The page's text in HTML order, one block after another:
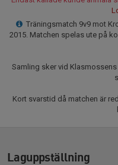
Träningsmatch 9v9 mot
2015. Matchen spelas ute på
Samling sker vid Klasmossens
Kort svarstid då matchen är
Laguppställning